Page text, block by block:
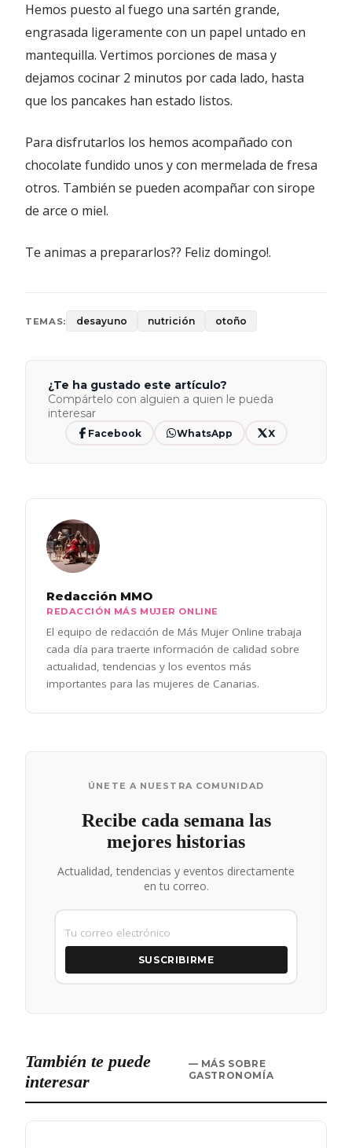
Hemos puesto al fuego una sartén grande,
engrasada ligeramente con un papel untado en
mantequilla. Vertimos porciones de masa y
dejamos cocinar 2 minutos por cada lado, hasta
que los pancakes han estado listos.
Para disfrutarlos los hemos acompañado con
chocolate fundido unos y con mermelada de fresa
otros. También se pueden acompañar con sirope
de arce o miel.
Te animas a prepararlos?? Feliz domingo!.
TEMAS: desayuno nutrición otoño
¿Te ha gustado este artículo?
Compártelo con alguien a quien le pueda
interesar
Facebook WhatsApp X
Redacción MMO
REDACCIÓN MÁS MUJER ONLINE
El equipo de redacción de Más Mujer Online trabaja
cada día para traerte información de calidad sobre
actualidad, tendencias y los eventos más
importantes para las mujeres de Canarias.
ÚNETE A NUESTRA COMUNIDAD
Recibe cada semana las
mejores historias
Actualidad, tendencias y eventos directamente
en tu correo.
SUSCRIBIRME
También te puede
interesar
— MÁS SOBRE
GASTRONOMÍA